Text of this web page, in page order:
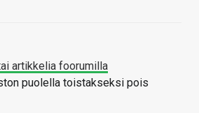
artikkelia foorumilla
puolella toistakseksi pois